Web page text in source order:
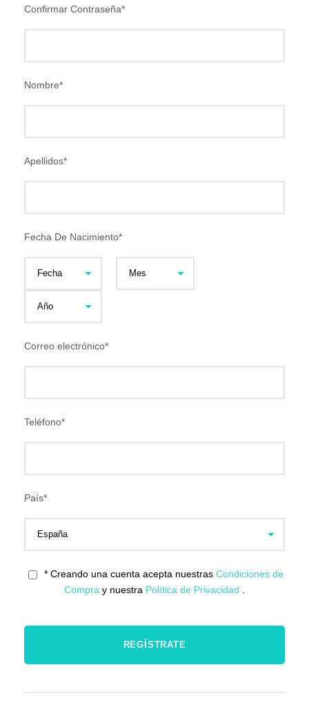
Confirmar Contraseña*
Nombre*
Apellidos*
Fecha De Nacimiento*
Correo electrónico*
Teléfono*
País*
* Creando una cuenta acepta nuestras Condiciones de
Compra y nuestra Política de Privacidad